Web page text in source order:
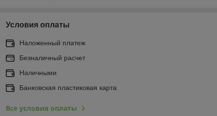
Условия оплаты
Наложенный платеж
Безналичный расчет
Наличными
Банковская пластиковая карта
Все условия оплаты